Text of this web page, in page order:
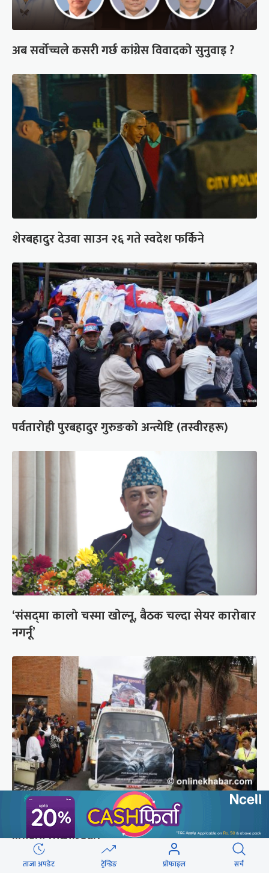
अब सर्वोच्चले कसरी गर्छ कांग्रेस विवादको सुनुवाइ ?
शेरबहादुर देउवा साउन २६ गते स्वदेश फर्किने
पर्वतारोही पुरबहादुर गुरुङको अन्त्येष्टि (तस्वीरहरू)
‘संसद्‍मा कालो चस्मा खोल्नू, बैठक चल्दा सेयर कारोबार
नगर्नू’
ब्रोड पिकमा ज्यान गुमाएका युक्तको शव काठमाडौं
ल्याइयो (तस्वीरहरू)
ताजा अपडेट ट्रेन्डिङ प्रोफाइल सर्च